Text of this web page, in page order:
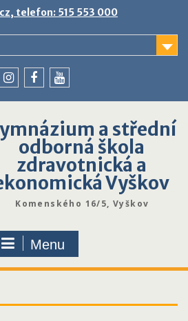
telefon: 515 553 000
a střední
odborná škola
zdravotnická a
Vyškov
Komenského 16/5, Vyškov
Menu